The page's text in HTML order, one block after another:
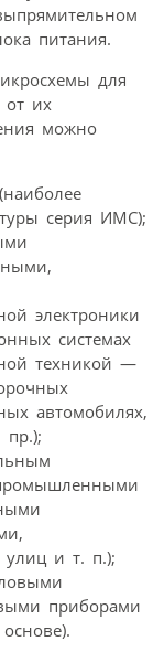
питания.
для
от их
можно
серия ИМС);
электроники
системах
техникой —
автомобилях,
пр.);
улиц и т. п.);
приборами